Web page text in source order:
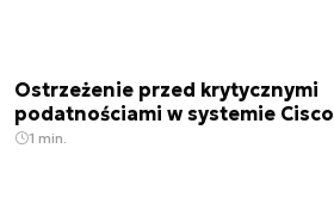
Ostrzeżenie przed krytycznymi
podatnościami w systemie Cisco
1 min.